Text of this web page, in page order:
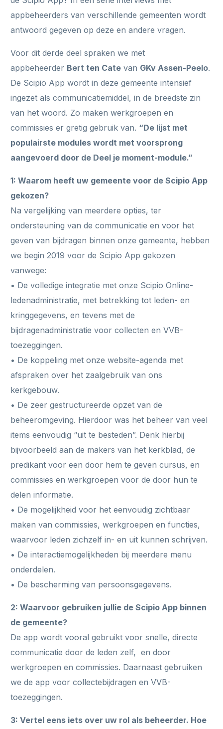
appbeheerders van verschillende gemeenten wordt
antwoord gegeven op deze en andere vragen.
Voor dit derde deel spraken we met
appbeheerder Bert ten Cate van GKv Assen-Peelo.
De Scipio App wordt in deze gemeente intensief
ingezet als communicatiemiddel, in de breedste zin
van het woord. Zo maken werkgroepen en
commissies er gretig gebruik van. “De lijst met
populairste modules wordt met voorsprong
aangevoerd door de Deel je moment-module.”
1: Waarom heeft uw gemeente voor de Scipio App
gekozen?
Na vergelijking van meerdere opties, ter
ondersteuning van de communicatie en voor het
geven van bijdragen binnen onze gemeente, hebben
we begin 2019 voor de Scipio App gekozen
vanwege:
• De volledige integratie met onze Scipio Online-
ledenadministratie, met betrekking tot leden- en
kringgegevens, en tevens met de
bijdragenadministratie voor collecten en VVB-
toezeggingen.
• De koppeling met onze website-agenda met
afspraken over het zaalgebruik van ons
kerkgebouw.
• De zeer gestructureerde opzet van de
beheeromgeving. Hierdoor was het beheer van veel
items eenvoudig “uit te besteden”. Denk hierbij
bijvoorbeeld aan de makers van het kerkblad, de
predikant voor een door hem te geven cursus, en
commissies en werkgroepen voor de door hun te
delen informatie.
• De mogelijkheid voor het eenvoudig zichtbaar
maken van commissies, werkgroepen en functies,
waarvoor leden zichzelf in- en uit kunnen schrijven.
• De interactiemogelijkheden bij meerdere menu
onderdelen.
• De bescherming van persoonsgegevens.
2: Waarvoor gebruiken jullie de Scipio App binnen
de gemeente?
De app wordt vooral gebruikt voor snelle, directe
communicatie door de leden zelf, en door
werkgroepen en commissies. Daarnaast gebruiken
we de app voor collectebijdragen en VVB-
toezeggingen.
3: Vertel eens iets over uw rol als beheerder. Hoe